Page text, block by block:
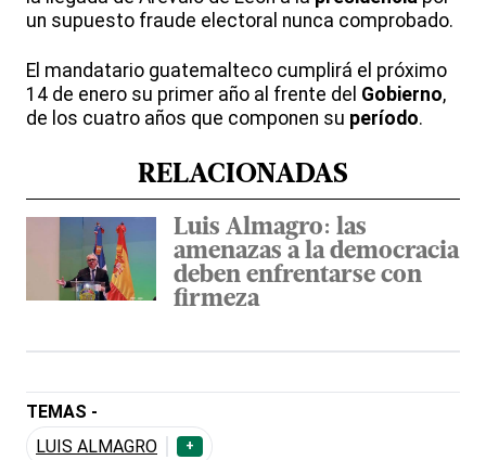
un supuesto fraude electoral nunca comprobado.
El mandatario guatemalteco cumplirá el próximo
14 de enero su primer año al frente del Gobierno,
de los cuatro años que componen su período.
RELACIONADAS
Luis Almagro: las
amenazas a la democracia
deben enfrentarse con
firmeza
TEMAS -
LUIS ALMAGRO
+